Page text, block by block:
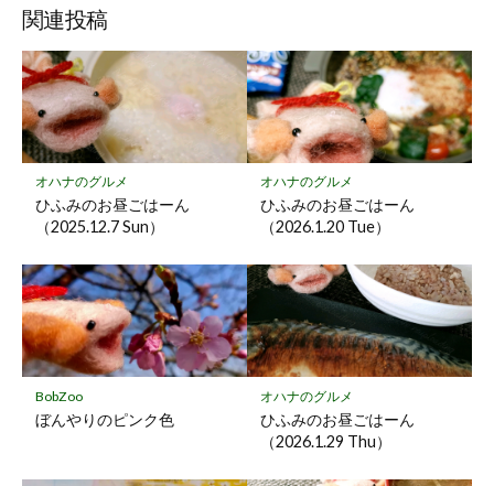
ア
ー
ク
に
保
存
関連投稿
オハナのグルメ
ひふみのお昼ごはーん
（2025.12.7 Sun）
オハナのグルメ
ひふみのお昼ごはーん
（2026.1.20 Tue）
BobZoo
ぼんやりのピンク色
オハナのグルメ
ひふみのお昼ごはーん
（2026.1.29 Thu）